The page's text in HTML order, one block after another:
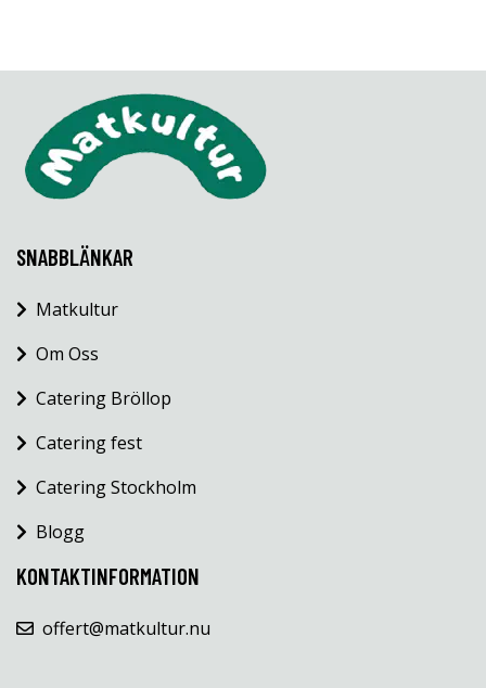
SNABBLÄNKAR
Matkultur
Om Oss
Catering Bröllop
Catering fest
Catering Stockholm
Blogg
KONTAKTINFORMATION
offert@matkultur.nu